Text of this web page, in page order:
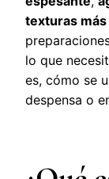
texturas
lo que
es, cómo se
despensa o